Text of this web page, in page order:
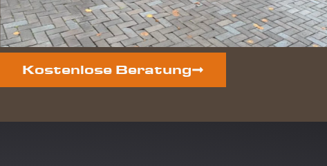
Kostenlose Beratung